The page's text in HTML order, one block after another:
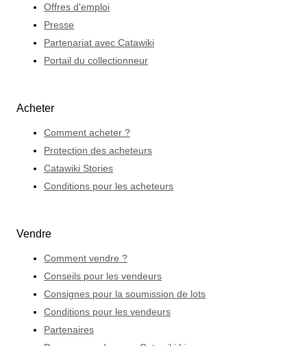
Offres d'emploi
Presse
Partenariat avec Catawiki
Portail du collectionneur
Acheter
Comment acheter ?
Protection des acheteurs
Catawiki Stories
Conditions pour les acheteurs
Vendre
Comment vendre ?
Conseils pour les vendeurs
Consignes pour la soumission de lots
Conditions pour les vendeurs
Partenaires